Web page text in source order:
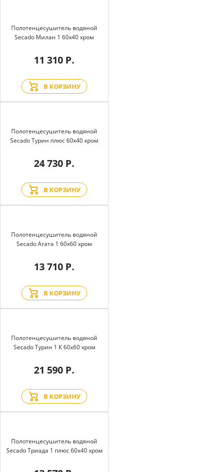
Полотенцесушитель водяной
Secado Милан 1 60x40 хром
11 310 Р.
В КОРЗИНУ
Полотенцесушитель водяной
Secado Турин плюс 60x40 хром
24 730 Р.
В КОРЗИНУ
Полотенцесушитель водяной
Secado Агата 1 60x60 хром
13 710 Р.
В КОРЗИНУ
Полотенцесушитель водяной
Secado Турин 1 К 60x60 хром
21 590 Р.
В КОРЗИНУ
Полотенцесушитель водяной
Secado Триада 1 плюс 60x40 хром